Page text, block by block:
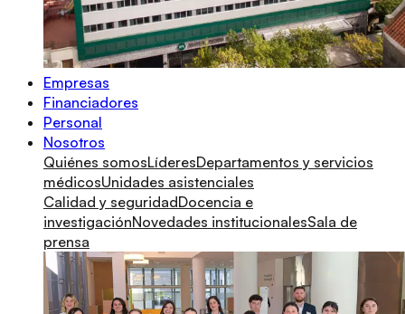
Empresas
Financiadores
Personal
Nosotros
Quiénes somosLíderesDepartamentos y servicios
médicosUnidades asistenciales
Calidad y seguridadDocencia e
investigaciónNovedades institucionalesSala de
prensa